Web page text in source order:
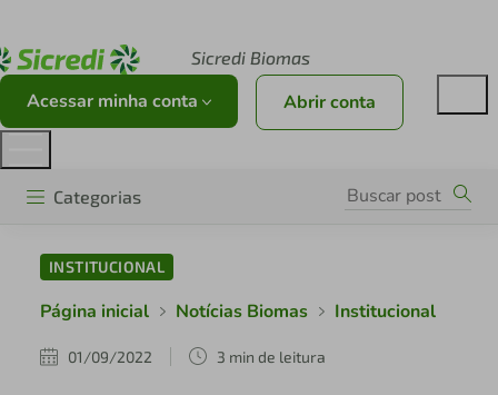
Sicredi Biomas
Acessar minha conta Abrir conta
Categorias
INSTITUCIONAL
Página inicial Notícias Biomas Institucional
01/09/2022 3 min de leitura